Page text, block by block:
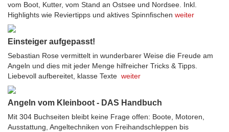
vom Boot, Kutter, vom Stand an Ostsee und Nordsee. Inkl.
Highlights wie Reviertipps und aktives Spinnfischen weiter
Einsteiger aufgepasst!
Sebastian Rose vermittelt in wunderbarer Weise die Freude am
Angeln und dies mit jeder Menge hilfreicher Tricks & Tipps.
Liebevoll aufbereitet, klasse Texte weiter
Angeln vom Kleinboot - DAS Handbuch
Mit 304 Buchseiten bleibt keine Frage offen: Boote, Motoren,
Ausstattung, Angeltechniken von Freihandschleppen bis